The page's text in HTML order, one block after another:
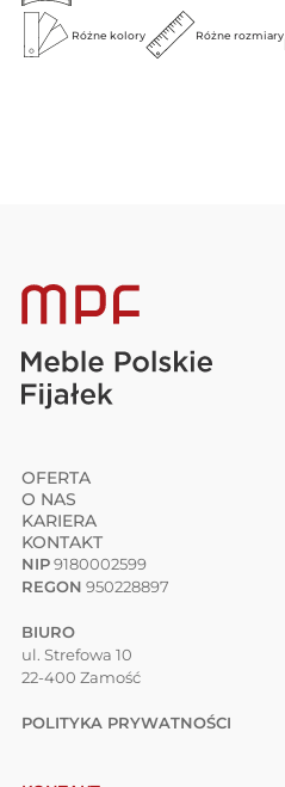
Różne kolory Różne rozmiary
OFERTA
O NAS
KARIERA
KONTAKT
NIP 9180002599
REGON 950228897
BIURO
ul. Strefowa 10
22-400 Zamość
POLITYKA PRYWATNOŚCI